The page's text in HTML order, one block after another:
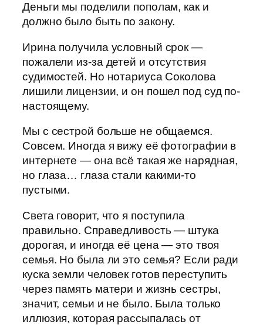
Деньги мы поделили пополам, как и
должно было быть по закону.
Ирина получила условный срок —
пожалели из-за детей и отсутствия
судимостей. Но нотариуса Соколова
лишили лицензии, и он пошел под суд по-
настоящему.
Мы с сестрой больше не общаемся.
Совсем. Иногда я вижу её фотографии в
интернете — она всё такая же нарядная,
но глаза… глаза стали какими-то
пустыми.
Света говорит, что я поступила
правильно. Справедливость — штука
дорогая, и иногда её цена — это твоя
семья. Но была ли это семья? Если ради
куска земли человек готов переступить
через память матери и жизнь сестры,
значит, семьи и не было. Была только
иллюзия, которая рассыпалась от